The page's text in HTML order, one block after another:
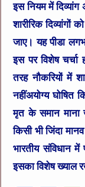
इस नियम में
शारीरिक
जाए। यह पीडा
इस पर विशेष चर्चा
तरह नौकरियों में
नहींअयोग्य घोषित
मृत के समान माना
किसी भी जिंदा
भारतीय संविधान
इसका विशेष ख्याल